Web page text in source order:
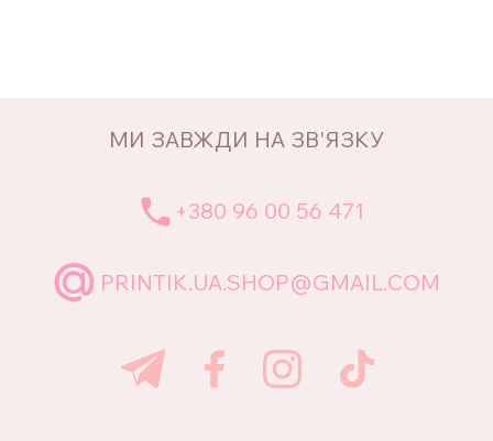
МИ ЗАВЖДИ НА ЗВ'ЯЗКУ
+380 96 00 56 471
PRINTIK.UA.SHOP@GMAIL.COM